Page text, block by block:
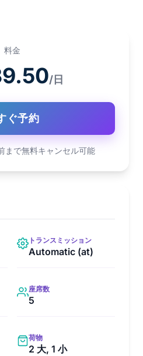
料金
/日
ぐ予約
まで無料キャンセル可能
トランスミッション
Automatic (at)
座席数
5
荷物
2 大, 1 小